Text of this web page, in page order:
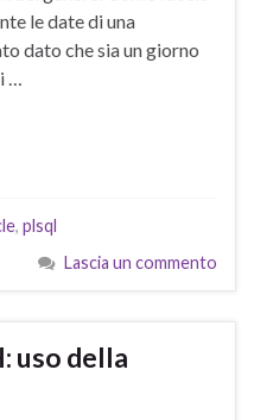
le date di una
dato che sia un giorno
, plsql
Lascia un commento
uso della